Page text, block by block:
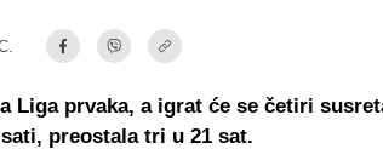
Liga prvaka, a igrat će se četiri
preostala tri u 21 sat.